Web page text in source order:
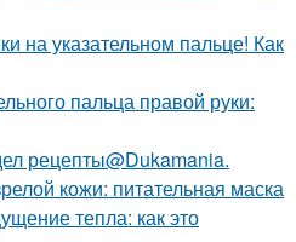
на указательном пальце! Как
пальца правой руки:
рецепты@Dukamania.
кожи: питательная маска
тепла: как это